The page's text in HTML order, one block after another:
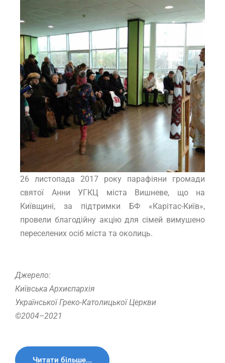
26 листопада 2017 року парафіяни громади
святої Анни УГКЦ міста Вишневе, що на
Київщині, за підтримки БФ «Карітас-Київ»,
провели благодійну акцію для сімей вимушено
переселених осіб міста та околиць.
Джерело:
Київська Архиєпархія
Української Греко-Католицької Церкви
©2004–2021
Читати більше...